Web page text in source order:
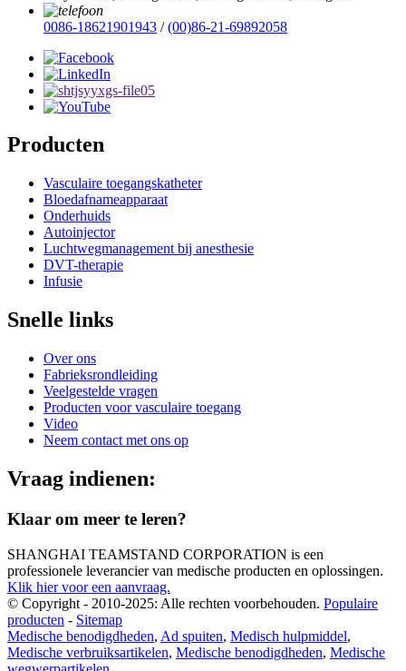
0086-18621901943 /(00)86-21-69892058
Producten
Vasculaire toegangskatheter
Bloedafnameapparaat
Onderhuids
Autoinjector
Luchtwegmanagement bij anesthesie
DVT-therapie
Infusie
Snelle links
Over ons
Fabrieksrondleiding
Veelgestelde vragen
Producten voor vasculaire toegang
Video
Neem contact met ons op
Vraag indienen:
Klaar om meer te leren?
SHANGHAI TEAMSTAND CORPORATION is een
professionele leverancier van medische producten en oplossingen.
Klik hier voor een aanvraag.
© Copyright - 2010-2025: Alle rechten voorbehouden. Populaire
producten - Sitemap
Medische benodigdheden, Ad spuiten, Medisch hulpmiddel,
Medische verbruiksartikelen, Medische benodigdheden, Medische